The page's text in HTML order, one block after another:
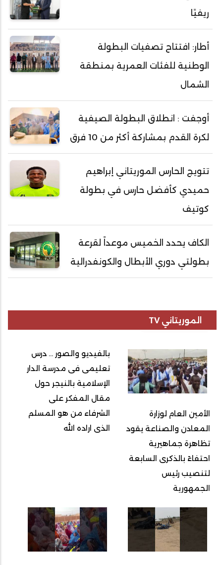
ريفيًا
أطار: افتتاح تصفيات البطولة
الوطنية للفئات العمرية بمنطقة
الشمال
أوجفت : انطلاق البطولة الصيفية
لكرة القدم بمشاركة أكثر من 10 فرق
تتويج الحارس الموريتاني إبراهيم
حميدي كأفضل حارس في بطولة
كوتيف
الكاف يحدد الخميس موعداً لقرعة
بطولتي دوري الأبطال والكونفدرالية
الموريتاني TV
الأمين العام لوزارة
المعادن والصناعة يقود
تظاهرة جماهيرية
احتفاءً بالذكرى السابعة
لتنصيب رئيس
الجمهورية
بالفيديو والصور ... درس
تعليمى فى مدرسة الدار
الإسلامية بالنيجر حول
مقال المفكر على
الشرفاء من هو المسلم
الذى اراده الله